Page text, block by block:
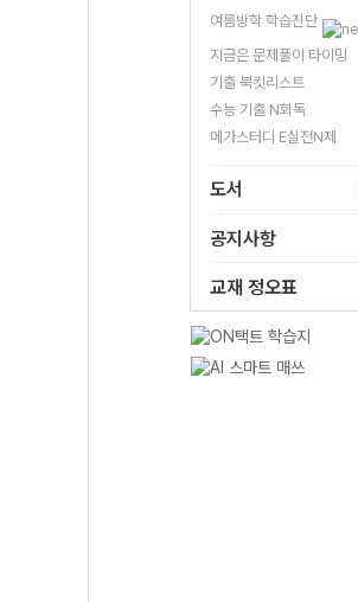
여름방학 학습진단
지금은 문제풀이 타이밍
기출 북킷리스트
수능 기출 N회독
메가스터디 E실전N제
도서
공지사항
교재 정오표